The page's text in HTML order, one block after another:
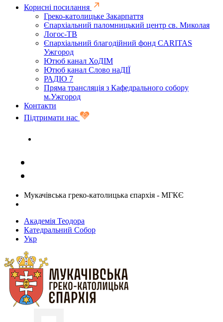
Корисні посилання
Греко-католицьке Закарпаття
Єпархіальний паломницький центр св. Миколая
Логос-ТВ
Єпархіальний благодійний фонд CARITAS
Ужгород
Ютюб канал ХоДІМ
Ютюб канал Слово наДІЇ
РАДІО 7
Пряма трансляція з Кафедрального собору
м.Ужгород
Контакти
Підтримати нас
Мукачівська греко-католицька єпархія - МГКЄ
Академія Теодора
Катедральний Собор
Укр